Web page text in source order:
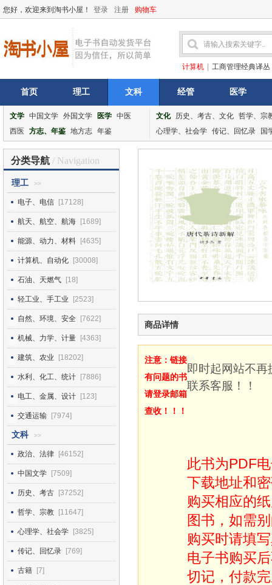
您好，欢迎来到淘书小屋！ 登录 注册 购物车
计算机 工商管理经典译丛
首页 理工 文科 经管 医学
文学 中国文学 外国文学 医学 中医
西医
方志、年鉴 地方志 年鉴
文化 历史、考古、文化 哲学、宗
心理学、社会学 传记、回忆录 国
分类导航 / Navigation
理工 >>
电子、电信 [17128]
航天、航空、航海 [1689]
能源、动力、材料 [4635]
计算机、自动化 [30008]
石油、天燃气 [18]
轻工业、手工业 [2523]
自然、环境、安全 [7622]
机械、力学、计量 [4363]
建筑、农业 [18202]
水利、化工、统计 [7886]
电工、金属、设计 [123]
交通运输 [7974]
文科 >>
政治、法律 [46152]
中国文学 [7509]
历史、考古 [37252]
哲学、宗教 [11647]
心理学、社会学 [3825]
传记、回忆录 [769]
古籍 [7]
商品详情
注意：链接
有问题的书
请登录邮箱
查收！！！
即时起网站不
联系客服！！
此书为PDF
下载地址和
购买相应的
图书，如需
购买时请填
电子书购买
切记，付款